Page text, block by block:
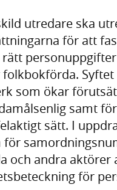
utredare ska
för att
folkbokförda.
som ökar
samt
sätt. I
för
och andra
för